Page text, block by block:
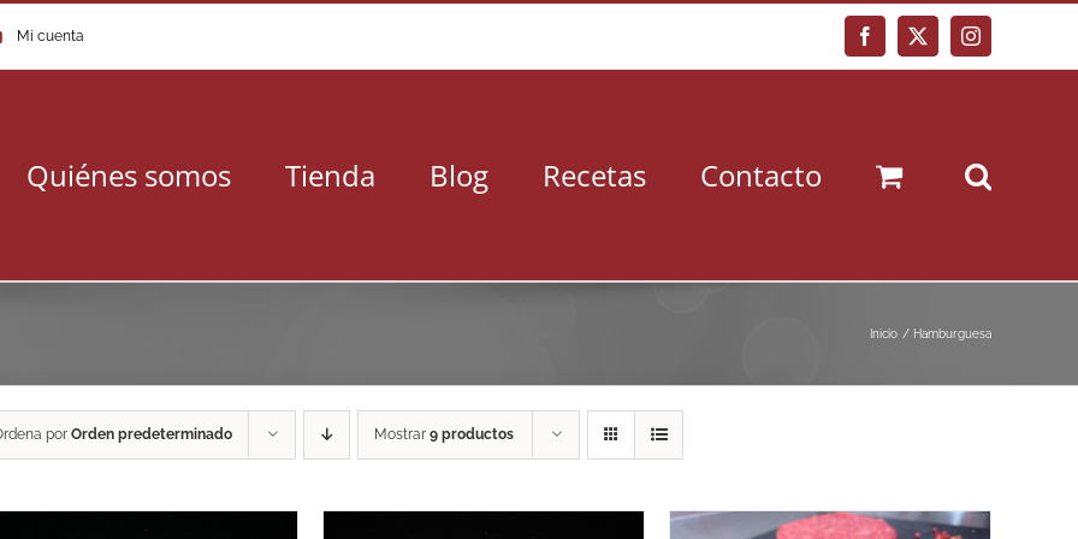
Mi cuenta Facebook
X Instagram
Quiénes somos Tienda Blog Recetas Contacto
Inicio Hamburguesa
por Orden predeterminado Mostrar 9 productos